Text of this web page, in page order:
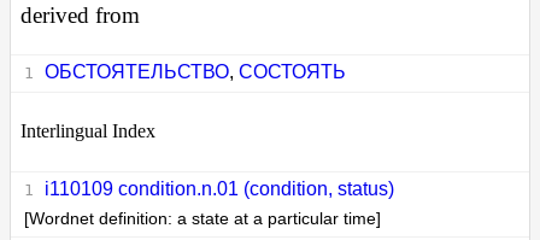
derived from
ОБСТОЯТЕЛЬСТВО, СОСТОЯТЬ
Interlingual Index
i110109 condition.n.01 (condition, status)
[Wordnet definition: a state at a particular time]